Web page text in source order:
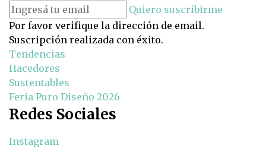
Quiero suscribirme
Por favor verifique la dirección de email.
Suscripción realizada con éxito.
Tendencias
Hacedores
Sustentables
Feria Puro Diseño 2026
Redes Sociales
Instagram